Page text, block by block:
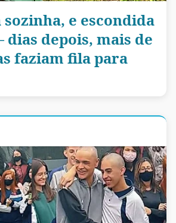
sozinha, e escondida
depois, mais de
faziam fila para